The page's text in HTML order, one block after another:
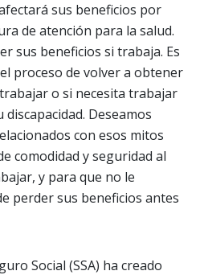
sus beneficios por
de atención para la salud.
sus beneficios si trabaja. Es
proceso de volver a obtener
o si necesita trabajar
Deseamos
con esos mitos
comodidad y seguridad al
y para que no le
perder sus beneficios antes
Social (SSA) ha creado